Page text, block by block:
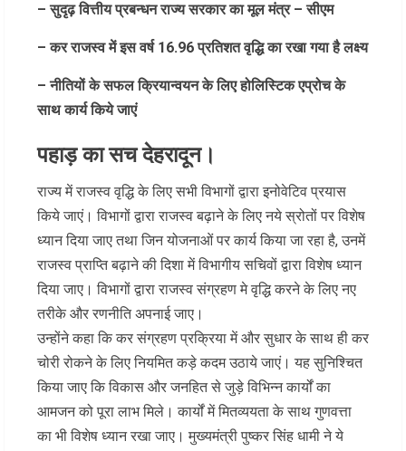
– सुदृढ़ वित्तीय प्रबन्धन राज्य सरकार का मूल मंत्र – सीएम
– कर राजस्व में इस वर्ष 16.96 प्रतिशत वृद्धि का रखा गया है लक्ष्य
– नीतियों के सफल क्रियान्वयन के लिए होलिस्टिक एप्रोच के
साथ कार्य किये जाएं
पहाड़ का सच देहरादून।
राज्य में राजस्व वृद्धि के लिए सभी विभागों द्वारा इनोवेटिव प्रयास
किये जाएं। विभागों द्वारा राजस्व बढ़ाने के लिए नये स्रोतों पर विशेष
ध्यान दिया जाए तथा जिन योजनाओं पर कार्य किया जा रहा है, उनमें
राजस्व प्राप्ति बढ़ाने की दिशा में विभागीय सचिवों द्वारा विशेष ध्यान
दिया जाए। विभागों द्वारा राजस्व संग्रहण मे वृद्धि करने के लिए नए
तरीके और रणनीति अपनाई जाए।
उन्होंने कहा कि कर संग्रहण प्रक्रिया में और सुधार के साथ ही कर
चोरी रोकने के लिए नियमित कड़े कदम उठाये जाएं। यह सुनिश्चित
किया जाए कि विकास और जनहित से जुड़े विभिन्न कार्यों का
आमजन को पूरा लाभ मिले। कार्यों में मितव्ययता के साथ गुणवत्ता
का भी विशेष ध्यान रखा जाए। मुख्यमंत्री पुष्कर सिंह धामी ने ये